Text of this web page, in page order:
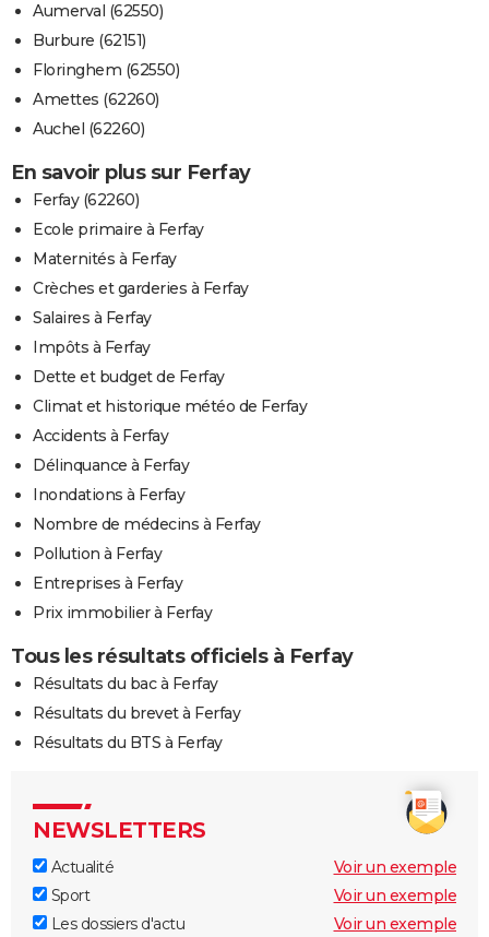
Aumerval (62550)
Burbure (62151)
Floringhem (62550)
Amettes (62260)
Auchel (62260)
En savoir plus sur Ferfay
Ferfay (62260)
Ecole primaire à Ferfay
Maternités à Ferfay
Crèches et garderies à Ferfay
Salaires à Ferfay
Impôts à Ferfay
Dette et budget de Ferfay
Climat et historique météo de Ferfay
Accidents à Ferfay
Délinquance à Ferfay
Inondations à Ferfay
Nombre de médecins à Ferfay
Pollution à Ferfay
Entreprises à Ferfay
Prix immobilier à Ferfay
Tous les résultats officiels à Ferfay
Résultats du bac à Ferfay
Résultats du brevet à Ferfay
Résultats du BTS à Ferfay
NEWSLETTERS
Actualité
Voir un exemple
Sport
Voir un exemple
Les dossiers d'actu
Voir un exemple